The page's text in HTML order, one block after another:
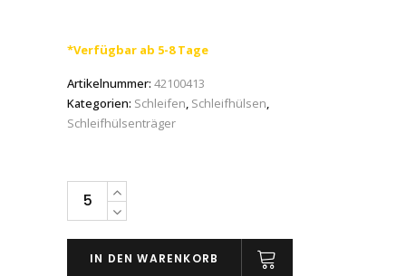
*Verfügbar ab 5-8 Tage
Artikelnummer: 42100413
Kategorien: Schleifen, Schleifhülsen,
Schleifhülsenträger
PFERD
Schleifhülsenträger,
Zylindrische
Form,IN DEN WARENKORB